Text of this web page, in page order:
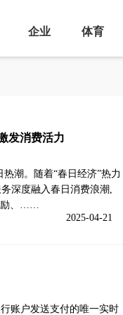
企业 体育
发消费活力
潮。随着“春日经济”热力
深度融入春日消费浪潮,
励、……
2025-04-21
账户发送支付的唯一实时